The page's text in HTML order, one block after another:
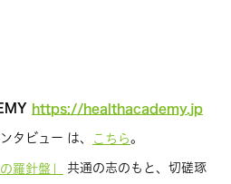
https://healthacademy.jp
タビュー は、 こちら 。
羅針盤」 共通の志のもと、切磋琢